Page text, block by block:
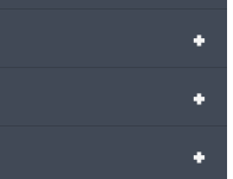
+
+
+